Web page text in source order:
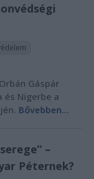
Gáspár
és Nigerbe a
Bővebben...
–
Péternek?